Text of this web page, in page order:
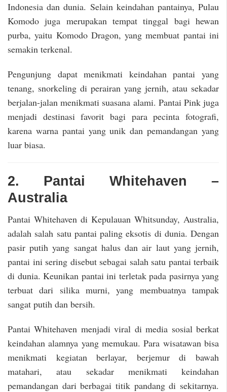
Indonesia dan dunia. Selain keindahan pantainya, Pulau
Komodo juga merupakan tempat tinggal bagi hewan
purba, yaitu Komodo Dragon, yang membuat pantai ini
semakin terkenal.
Pengunjung dapat menikmati keindahan pantai yang
tenang, snorkeling di perairan yang jernih, atau sekadar
berjalan-jalan menikmati suasana alami. Pantai Pink juga
menjadi destinasi favorit bagi para pecinta fotografi,
karena warna pantai yang unik dan pemandangan yang
luar biasa.
2. Pantai Whitehaven –
Australia
Pantai Whitehaven di Kepulauan Whitsunday, Australia,
adalah salah satu pantai paling eksotis di dunia. Dengan
pasir putih yang sangat halus dan air laut yang jernih,
pantai ini sering disebut sebagai salah satu pantai terbaik
di dunia. Keunikan pantai ini terletak pada pasirnya yang
terbuat dari silika murni, yang membuatnya tampak
sangat putih dan bersih.
Pantai Whitehaven menjadi viral di media sosial berkat
keindahan alamnya yang memukau. Para wisatawan bisa
menikmati kegiatan berlayar, berjemur di bawah
matahari, atau sekadar menikmati keindahan
pemandangan dari berbagai titik pandang di sekitarnya.